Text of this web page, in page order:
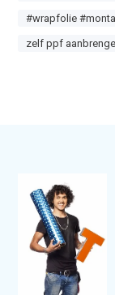
#wrapfolie
zelf ppf